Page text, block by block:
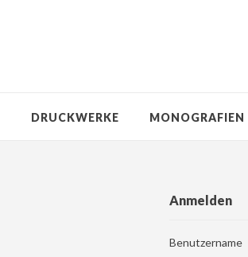
DRUCKWERKE MONOGRAFIEN
Anmelden
Benutzername